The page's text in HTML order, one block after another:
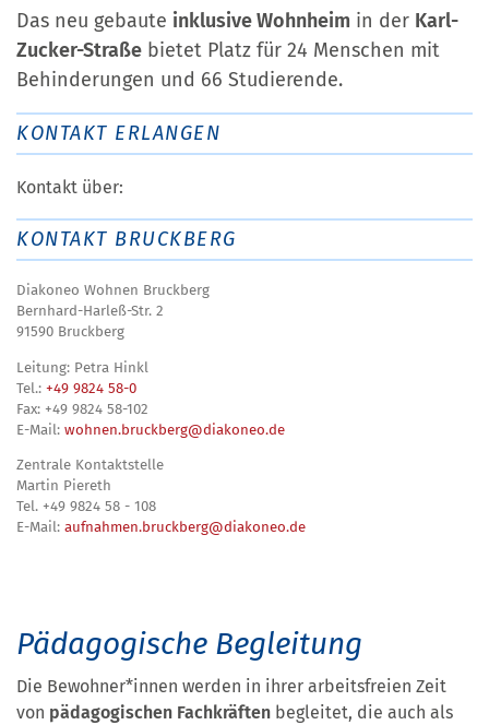
Das neu gebaute inklusive Wohnheim in der Karl-
Zucker-Straße bietet Platz für 24 Menschen mit
Behinderungen und 66 Studierende.
KONTAKT ERLANGEN
Kontakt über:
KONTAKT BRUCKBERG
Diakoneo Wohnen Bruckberg
Bernhard-Harleß-Str. 2
91590 Bruckberg
Leitung: Petra Hinkl
Tel.: +49 9824 58-0
Fax: +49 9824 58-102
E-Mail: wohnen.bruckberg@diakoneo.de
Zentrale Kontaktstelle
Martin Piereth
Tel. +49 9824 58 - 108
E-Mail: aufnahmen.bruckberg@diakoneo.de
Pädagogische Begleitung
Die Bewohner*innen werden in ihrer arbeitsfreien Zeit
von pädagogischen Fachkräften begleitet, die auch als